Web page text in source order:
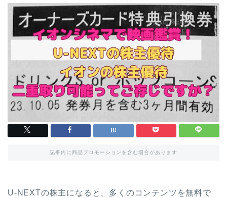
記事内に商品プロモーションを含む場合があります
U-NEXTの株主になると、多くのコンテンツを無料で